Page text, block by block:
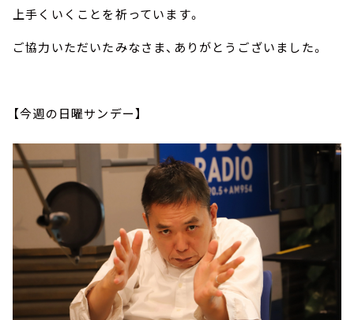
上手くいくことを祈っています。
ご協力いただいたみなさま、ありがとうございました。
【今週の日曜サンデー】